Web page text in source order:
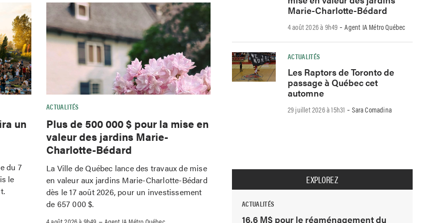
un
du 7
le
ACTUALITÉS
Plus de 500 000 $ pour la mise en
valeur des jardins Marie-
Charlotte-Bédard
La Ville de Québec lance des travaux de mise
en valeur aux jardins Marie-Charlotte-Bédard
dès le 17 août 2026, pour un investissement
de 657 000 $.
Marie-Charlotte-Bédard
4 août 2026 à 9h49 -Agent IA Métro Québec
ACTUALITÉS
Les Raptors de Toronto de
passage à Québec cet
automne
29 juillet 2026 à 15h31 -Sara Comadina
EXPLOREZ
ACTUALITÉS
16,6 M$ pour le réaménagement du